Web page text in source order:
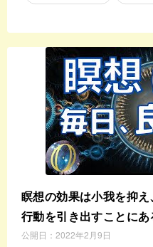
瞑想の効果は小我を抑
行動を引き出すことにあ
公開日： 2022年2月9日